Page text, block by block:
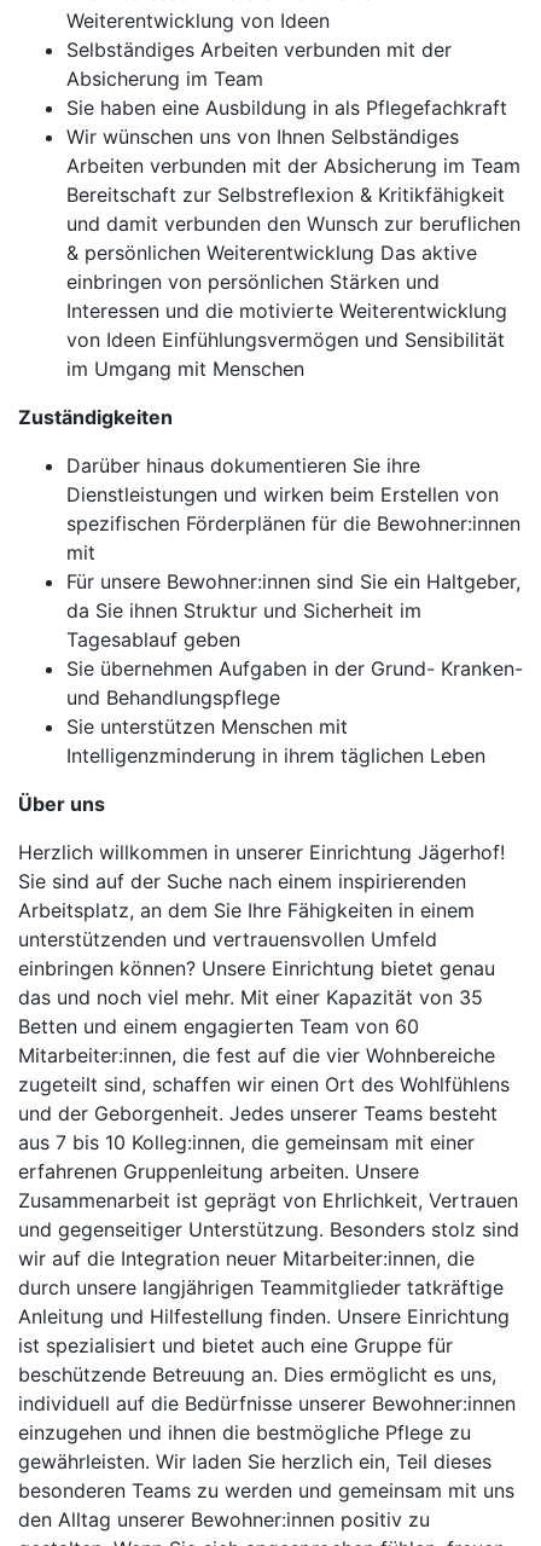
Weiterentwicklung von Ideen
Selbständiges Arbeiten verbunden mit der
Absicherung im Team
Sie haben eine Ausbildung in als Pflegefachkraft
Wir wünschen uns von Ihnen Selbständiges
Arbeiten verbunden mit der Absicherung im Team
Bereitschaft zur Selbstreflexion & Kritikfähigkeit
und damit verbunden den Wunsch zur beruflichen
& persönlichen Weiterentwicklung Das aktive
einbringen von persönlichen Stärken und
Interessen und die motivierte Weiterentwicklung
von Ideen Einfühlungsvermögen und Sensibilität
im Umgang mit Menschen
Zuständigkeiten
Darüber hinaus dokumentieren Sie ihre
Dienstleistungen und wirken beim Erstellen von
spezifischen Förderplänen für die Bewohner:innen
mit
Für unsere Bewohner:innen sind Sie ein Haltgeber,
da Sie ihnen Struktur und Sicherheit im
Tagesablauf geben
Sie übernehmen Aufgaben in der Grund- Kranken-
und Behandlungspflege
Sie unterstützen Menschen mit
Intelligenzminderung in ihrem täglichen Leben
Über uns
Herzlich willkommen in unserer Einrichtung Jägerhof!
Sie sind auf der Suche nach einem inspirierenden
Arbeitsplatz, an dem Sie Ihre Fähigkeiten in einem
unterstützenden und vertrauensvollen Umfeld
einbringen können? Unsere Einrichtung bietet genau
das und noch viel mehr. Mit einer Kapazität von 35
Betten und einem engagierten Team von 60
Mitarbeiter:innen, die fest auf die vier Wohnbereiche
zugeteilt sind, schaffen wir einen Ort des Wohlfühlens
und der Geborgenheit. Jedes unserer Teams besteht
aus 7 bis 10 Kolleg:innen, die gemeinsam mit einer
erfahrenen Gruppenleitung arbeiten. Unsere
Zusammenarbeit ist geprägt von Ehrlichkeit, Vertrauen
und gegenseitiger Unterstützung. Besonders stolz sind
wir auf die Integration neuer Mitarbeiter:innen, die
durch unsere langjährigen Teammitglieder tatkräftige
Anleitung und Hilfestellung finden. Unsere Einrichtung
ist spezialisiert und bietet auch eine Gruppe für
beschützende Betreuung an. Dies ermöglicht es uns,
individuell auf die Bedürfnisse unserer Bewohner:innen
einzugehen und ihnen die bestmögliche Pflege zu
gewährleisten. Wir laden Sie herzlich ein, Teil dieses
besonderen Teams zu werden und gemeinsam mit uns
den Alltag unserer Bewohner:innen positiv zu